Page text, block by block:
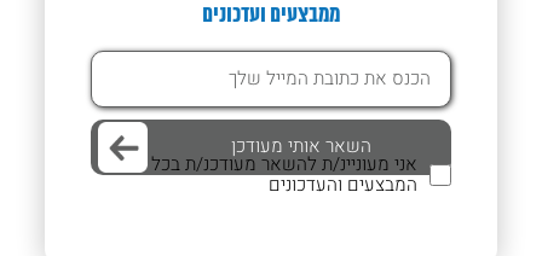
ממבצעים ועדכונים
אני מעוניינ/ת להשאר מעודכנ/ת בכל
המבצעים והעדכונים